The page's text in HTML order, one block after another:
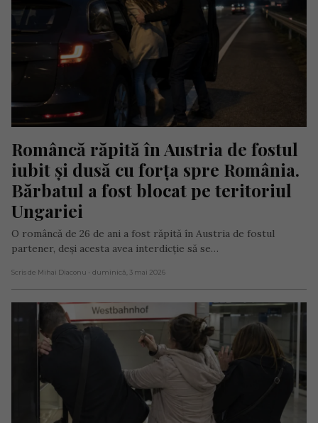
Româncă răpită în Austria de fostul
iubit și dusă cu forța spre România.
Bărbatul a fost blocat pe teritoriul
Ungariei
O româncă de 26 de ani a fost răpită în Austria de fostul
partener, deși acesta avea interdicție să se…
Scris de Mihai Diaconu - duminică, 3 mai 2026